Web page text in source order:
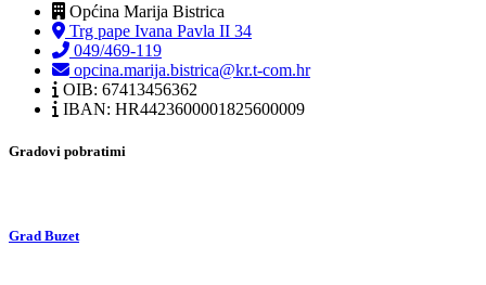
Općina Marija Bistrica
Trg pape Ivana Pavla II 34
049/469-119
opcina.marija.bistrica@kr.t-com.hr
OIB: 67413456362
IBAN: HR4423600001825600009
Gradovi pobratimi
Grad Buzet